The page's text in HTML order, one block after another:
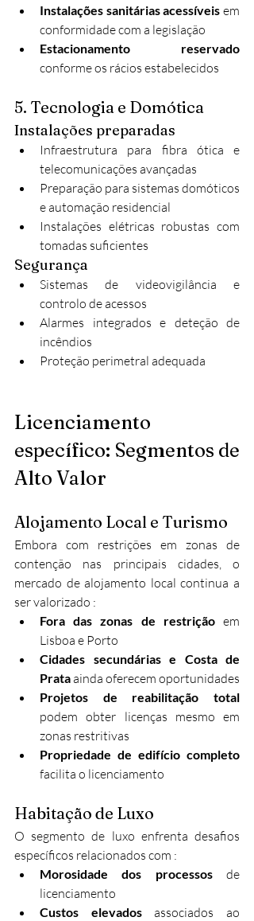
Instalações sanitárias acessíveis em
conformidade com a legislação
Estacionamento reservado
conforme os rácios estabelecidos
5. Tecnologia e Domótica
Instalações preparadas
Infraestrutura para fibra ótica e
telecomunicações avançadas
Preparação para sistemas domóticos
e automação residencial
Instalações elétricas robustas com
tomadas suficientes
Segurança
Sistemas de videovigilância e
controlo de acessos
Alarmes integrados e deteção de
incêndios
Proteção perimetral adequada
Licenciamento
específico: Segmentos de
Alto Valor
Alojamento Local e Turismo
Embora com restrições em zonas de
contenção nas principais cidades, o
mercado de alojamento local continua a
ser valorizado :​
Fora das zonas de restrição em
Lisboa e Porto
Cidades secundárias e Costa de
Prata ainda oferecem oportunidades
Projetos de reabilitação total
podem obter licenças mesmo em
zonas restritivas
Propriedade de edifício completo
facilita o licenciamento
Habitação de Luxo
O segmento de luxo enfrenta desafios
específicos relacionados com :​
Morosidade dos processos de
licenciamento
Custos elevados associados ao